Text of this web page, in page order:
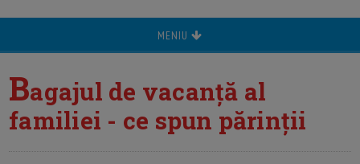
MENIU
Bagajul de vacanță al
familiei - ce spun părinții